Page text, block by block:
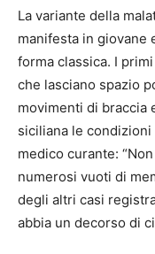
La variante della
manifesta in giovane
forma classica. I
che lasciano spazio
movimenti di braccia
siciliana le
medico curante:
numerosi vuoti di
degli altri casi
abbia un decorso di